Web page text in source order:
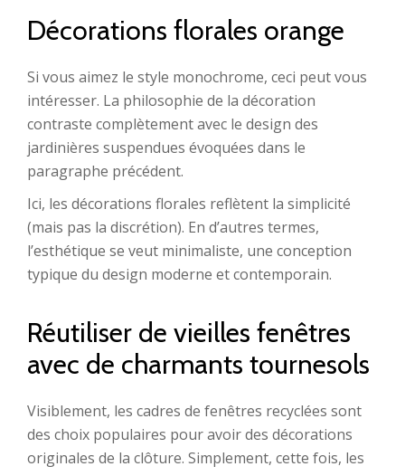
Décorations florales orange
Si vous aimez le style monochrome, ceci peut vous
intéresser. La philosophie de la décoration
contraste complètement avec le design des
jardinières suspendues évoquées dans le
paragraphe précédent.
Ici, les décorations florales reflètent la simplicité
(mais pas la discrétion). En d’autres termes,
l’esthétique se veut minimaliste, une conception
typique du design moderne et contemporain.
Réutiliser de vieilles fenêtres
avec de charmants tournesols
Visiblement, les cadres de fenêtres recyclées sont
des choix populaires pour avoir des décorations
originales de la clôture. Simplement, cette fois, les